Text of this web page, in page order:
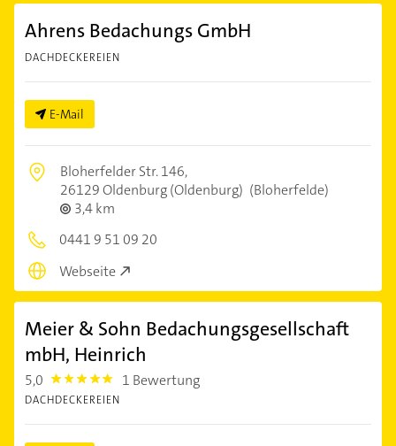
Ahrens Bedachungs GmbH
DACHDECKEREIEN
E-Mail
Bloherfelder Str. 146,
26129 Oldenburg (Oldenburg) (Bloherfelde)
3,4 km
0441 9 51 09 20
Webseite
Meier & Sohn Bedachungsgesellschaft
mbH, Heinrich
5,0 5.0 1 Bewertung
DACHDECKEREIEN